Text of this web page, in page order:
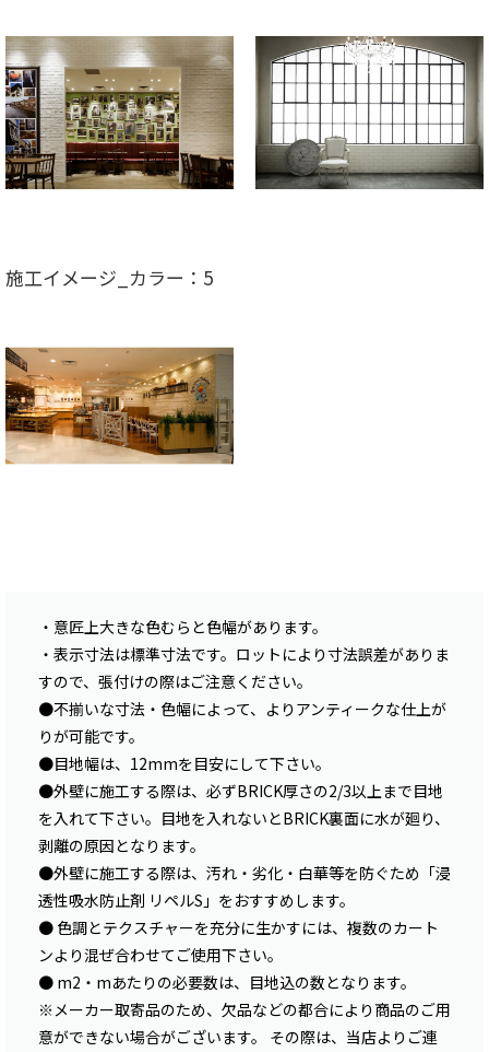
施工イメージ_カラー：5
・意匠上大きな色むらと色幅があります。
・表示寸法は標準寸法です。ロットにより寸法誤差がありま
すので、張付けの際はご注意ください。
●不揃いな寸法・色幅によって、よりアンティークな仕上が
りが可能です。
●目地幅は、12mmを目安にして下さい。
●外壁に施工する際は、必ずBRICK厚さの2/3以上まで目地
を入れて下さい。目地を入れないとBRICK裏面に水が廻り、
剥離の原因となります。
●外壁に施工する際は、汚れ・劣化・白華等を防ぐため「浸
透性吸水防止剤 リペルS」をおすすめします。
● 色調とテクスチャーを充分に生かすには、複数のカート
ンより混ぜ合わせてご使用下さい。
● m2・mあたりの必要数は、目地込の数となります。
※メーカー取寄品のため、欠品などの都合により商品のご用
意ができない場合がございます。 その際は、当店よりご連